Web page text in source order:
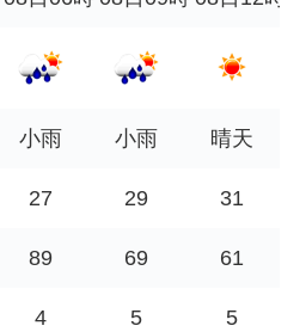
小雨 小雨 晴天
27 29 31
89 69 61
4 5 5